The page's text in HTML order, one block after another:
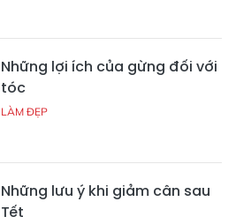
Những lợi ích của gừng đối với
tóc
LÀM ĐẸP
Những lưu ý khi giảm cân sau
Tết